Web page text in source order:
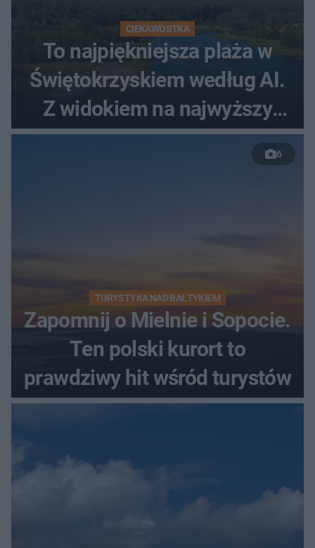
CIEKAWOSTKA
To najpiękniejsza plaża w
Świętokrzyskiem według AI.
Z widokiem na najwyższy
szczyt Gór Świętokrzyskich
6
TURYSTYKA NAD BAŁTYKIEM
Zapomnij o Mielnie i Sopocie.
Ten polski kurort to
prawdziwy hit wśród turystów